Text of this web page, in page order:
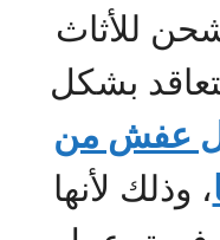
للأثاث
بشكل
عفش من
، وذلك لأنها